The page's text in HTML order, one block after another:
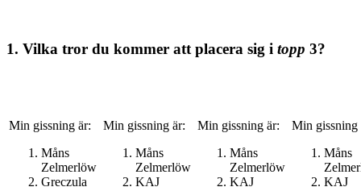
1. Vilka tror du kommer att placera sig i topp 3?
Min gissning är:
Måns
Zelmerlöw
Greczula
Min gissning är:
Måns
Zelmerlöw
KAJ
Min gissning är:
Måns
Zelmerlöw
KAJ
Min gissning
Måns
KAJ